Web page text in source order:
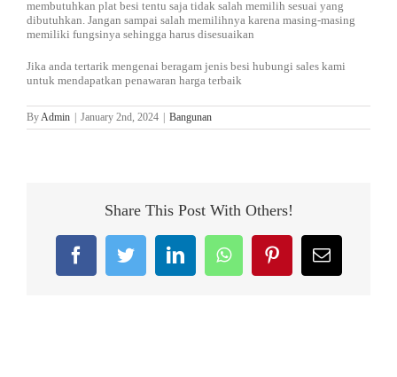
membutuhkan plat besi tentu saja tidak salah memilih sesuai yang
dibutuhkan. Jangan sampai salah memilihnya karena masing-masing
memiliki fungsinya sehingga harus disesuaikan
Jika anda tertarik mengenai beragam jenis besi hubungi sales kami
untuk mendapatkan penawaran harga terbaik
ByAdmin January 2nd, 2024 Bangunan
Share This Post With Others!
FacebookTwitterLinkedInWhatsAppPinterestEmail